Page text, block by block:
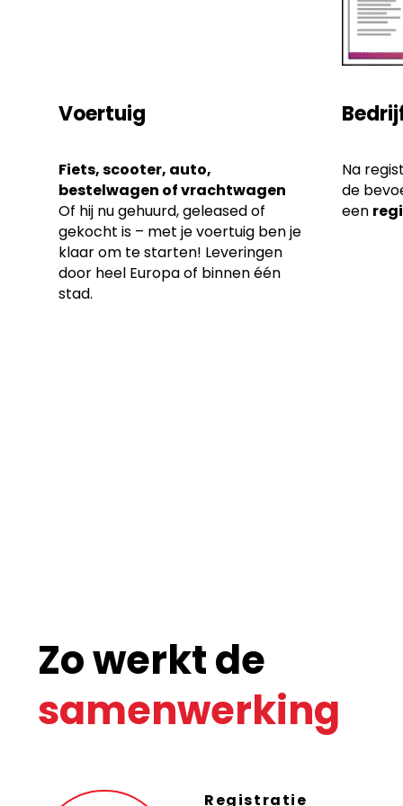
Voertuig
Fiets, scooter, auto,
bestelwagen of vrachtwagen
Of hij nu gehuurd, geleased of
gekocht is – met je voertuig ben je
klaar om te starten! Leveringen
door heel Europa of binnen één
stad.
Na
de
een
Zo werkt de
samenwerking
Registratie